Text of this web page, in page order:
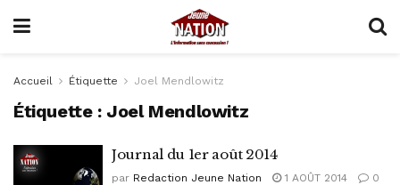
Accueil Étiquette Joel Mendlowitz
Étiquette : Joel Mendlowitz
Journal du 1er août 2014
par Redaction Jeune Nation 1 AOÛT 2014 0